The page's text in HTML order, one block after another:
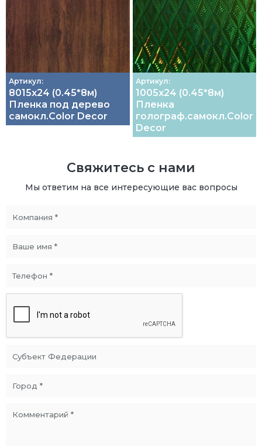
Артикул:
8015х24 (0.45*8м)
Пленка под дерево
самокл.Color Decor
Артикул:
1005х24 (0.45*8м)
Пленка
голограф.самокл.Color
Decor
Свяжитесь с нами
Мы ответим на все интересующие вас вопросы